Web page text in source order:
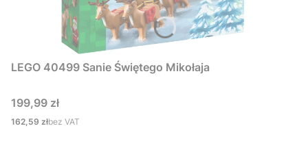
LEGO 40499 Sanie Świętego Mikołaja
Cena
199,99 zł
Cena
162,59 złbez VAT